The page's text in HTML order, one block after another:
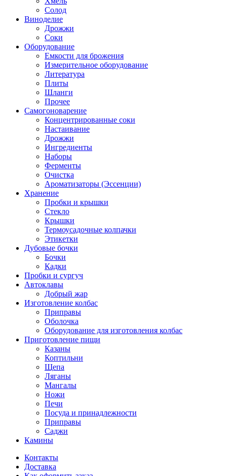
Солод
Виноделие
Дрожжи
Соки
Оборудование
Емкости для брожения
Измерительное оборудование
Литература
Плиты
Шланги
Прочее
Самогоноварение
Концентрированные соки
Настаивание
Дрожжи
Ингредиенты
Наборы
Ферменты
Очистка
Ароматизаторы (Эссенции)
Хранение
Пробки и крышки
Стекло
Крышки
Термоусадочные колпачки
Этикетки
Дубовые бочки
Бочки
Кадки
Пробки и сургуч
Автоклавы
Добрый жар
Изготовление колбас
Приправы
Оболочка
Оборудование для изготовления колбас
Приготовление пищи
Казаны
Коптильни
Щепа
Ляганы
Мангалы
Ножи
Печи
Посуда и принадлежности
Приправы
Саджи
Камины
Контакты
Доставка